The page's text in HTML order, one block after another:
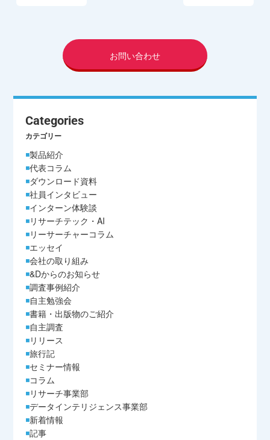
お問い合わせ
Categories
カテゴリー
製品紹介
代表コラム
ダウンロード資料
社員インタビュー
インターン体験談
リサーチテック・AI
リーサーチャーコラム
エッセイ
会社の取り組み
&Dからのお知らせ
調査事例紹介
自主勉強会
書籍・出版物のご紹介
自主調査
リリース
旅行記
セミナー情報
コラム
リサーチ事業部
データインテリジェンス事業部
新着情報
記事